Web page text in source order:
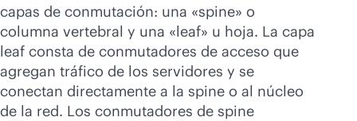
Comprar ahora
capas de conmutación: una «spine» o
columna vertebral y una «leaf» u hoja. La capa
leaf consta de conmutadores de acceso que
agregan tráfico de los servidores y se
conectan directamente a la spine o al núcleo
de la red. Los conmutadores de spine